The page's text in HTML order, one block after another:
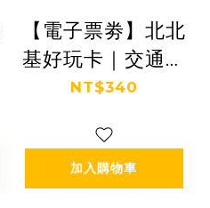
【電子票劵】北北
基好玩卡｜交通暢
遊二日券 Ⓕ
NT$340
加入購物車